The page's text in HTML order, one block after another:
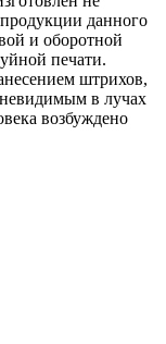
данного
и оборотной
печати.
штрихов,
в лучах
возбуждено